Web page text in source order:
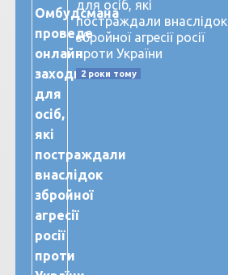
для осіб, які
постраждали внаслідок
збройної агресії росії
проти України
2 роки тому